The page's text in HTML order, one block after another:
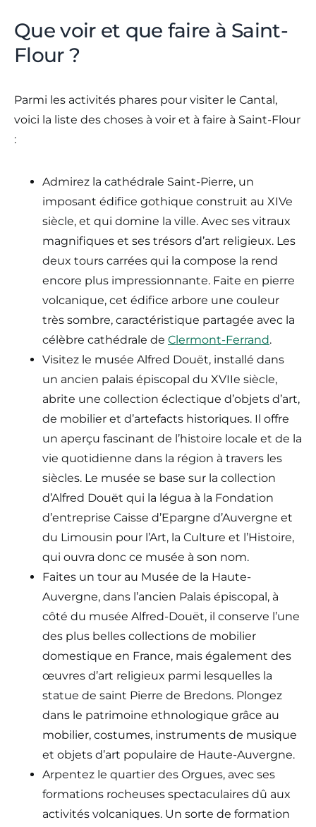
Que voir et que faire à Saint-
Flour ?
Parmi les activités phares pour visiter le Cantal,
voici la liste des choses à voir et à faire à Saint-Flour
:
Admirez la cathédrale Saint-Pierre, un
imposant édifice gothique construit au XIVe
siècle, et qui domine la ville. Avec ses vitraux
magnifiques et ses trésors d’art religieux. Les
deux tours carrées qui la compose la rend
encore plus impressionnante. Faite en pierre
volcanique, cet édifice arbore une couleur
très sombre, caractéristique partagée avec la
célèbre cathédrale de Clermont-Ferrand.
Visitez le musée Alfred Douët, installé dans
un ancien palais épiscopal du XVIIe siècle,
abrite une collection éclectique d’objets d’art,
de mobilier et d’artefacts historiques. Il offre
un aperçu fascinant de l’histoire locale et de la
vie quotidienne dans la région à travers les
siècles. Le musée se base sur la collection
d’Alfred Douët qui la légua à la Fondation
d’entreprise Caisse d’Epargne d’Auvergne et
du Limousin pour l’Art, la Culture et l’Histoire,
qui ouvra donc ce musée à son nom.
Faites un tour au Musée de la Haute-
Auvergne, dans l’ancien Palais épiscopal, à
côté du musée Alfred-Douët, il conserve l’une
des plus belles collections de mobilier
domestique en France, mais également des
œuvres d’art religieux parmi lesquelles la
statue de saint Pierre de Bredons. Plongez
dans le patrimoine ethnologique grâce au
mobilier, costumes, instruments de musique
et objets d’art populaire de Haute-Auvergne.
Arpentez le quartier des Orgues, avec ses
formations rocheuses spectaculaires dû aux
activités volcaniques. Un sorte de formation